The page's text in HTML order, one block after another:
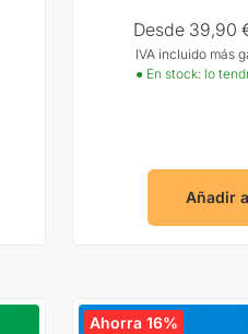
Precio
Oferta
Desde 39,90
IVA incluido más
● En stock: lo
Añadir
Ahorra 16%